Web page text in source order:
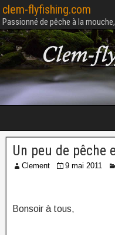
clem-flyfishing.com
Passionné de pêche à la
Un peu de pêche
Clement 9 mai 2011
Bonsoir à tous,